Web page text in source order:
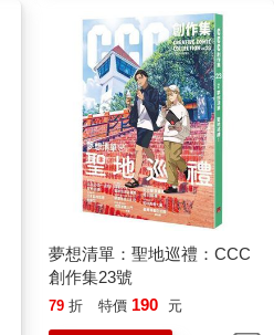
夢想清單：聖地巡禮：CCC
創作集23號
79 折 特價 190 元